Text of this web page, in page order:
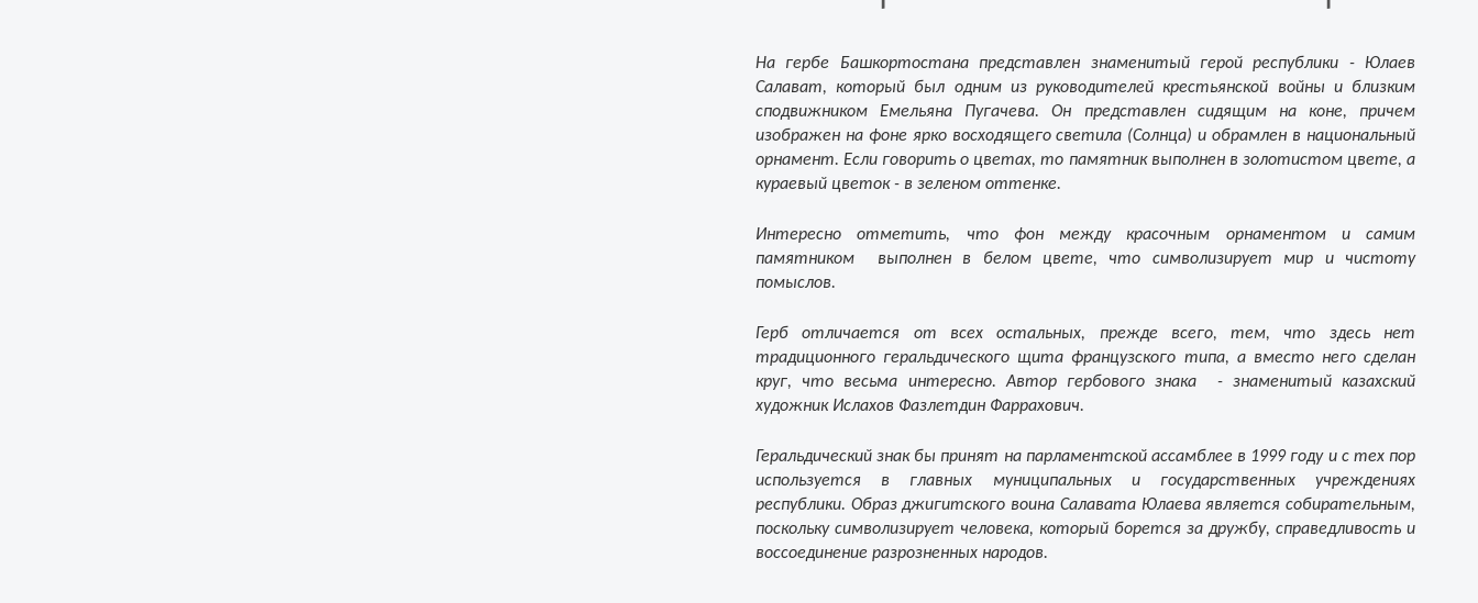
На гербе Башкортостана представлен знаменитый герой республики - Юлаев
Салават, который был одним из руководителей крестьянской войны и близким
сподвижником Емельяна Пугачева. Он представлен сидящим на коне, причем
изображен на фоне ярко восходящего светила (Солнца) и обрамлен в национальный
орнамент. Если говорить о цветах, то памятник выполнен в золотистом цвете, а
кураевый цветок - в зеленом оттенке.
Интересно отметить, что фон между красочным орнаментом и самим
памятником выполнен в белом цвете, что символизирует мир и чистоту
помыслов.
Герб отличается от всех остальных, прежде всего, тем, что здесь нет
традиционного геральдического щита французского типа, а вместо него сделан
круг, что весьма интересно. Автор гербового знака - знаменитый казахский
художник Ислахов Фазлетдин Фаррахович.
Геральдический знак бы принят на парламентской ассамблее в 1999 году и с тех пор
используется в главных муниципальных и государственных учреждениях
республики. Образ джигитского воина Салавата Юлаева является собирательным,
поскольку символизирует человека, который борется за дружбу, справедливость и
воссоединение разрозненных народов.